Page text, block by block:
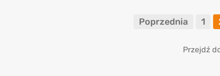
Poprzednia 1
Przejdź